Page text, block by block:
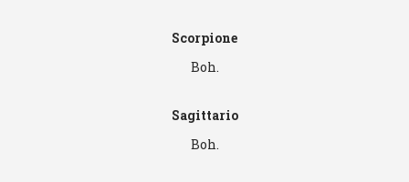
Scorpione
Boh.
Sagittario
Boh.